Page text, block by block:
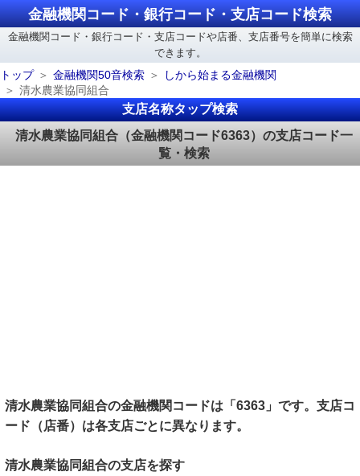
金融機関コード・銀行コード・支店コード検索
金融機関コード・銀行コード・支店コードや店番、支店番号を簡単に検索
できます。
トップ
金融機関50音検索
しから始まる金融機関
清水農業協同組合
支店名称タップ検索
清水農業協同組合（金融機関コード6363）の支店コード一
覧・検索
清水農業協同組合の金融機関コードは「6363」です。支店コ
ード（店番）は各支店ごとに異なります。
清水農業協同組合の支店を探す